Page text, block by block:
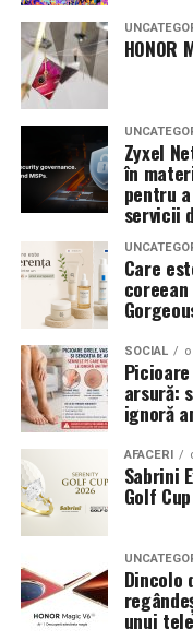
combinând
a transforma
deosebită pentru
echilibrat, in timp ce
proportiile, chiar
Anvelopele ca
La evenimentele
componente
si fotografii surprind
care roata umple
aspectul general al
Anvelopele curate,
uniforma,
masini de show. In
jantele si intaresc
vorbim despre un
Echilibrul dintre
Un aspect specific
prezenta multor
show, ci si vehicule
cauta solutii care sa
evenimente fara a
siguranta pe
Zyxel
în
pentru
servicii
Care
SOCIAL
arsură:
ignoră
AFACERI
Sabrini
Golf
Dincolo
unui